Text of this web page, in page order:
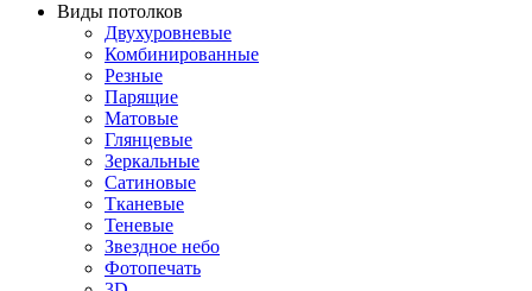
Виды потолков
Двухуровневые
Комбинированные
Резные
Парящие
Матовые
Глянцевые
Зеркальные
Сатиновые
Тканевые
Теневые
Звездное небо
Фотопечать